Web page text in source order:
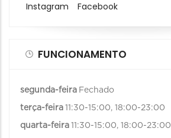
Instagram Facebook
FUNCIONAMENTO
segunda-feira Fechado
terça-feira 11:30-15:00, 18:00-23:00
quarta-feira 11:30-15:00, 18:00-23:00